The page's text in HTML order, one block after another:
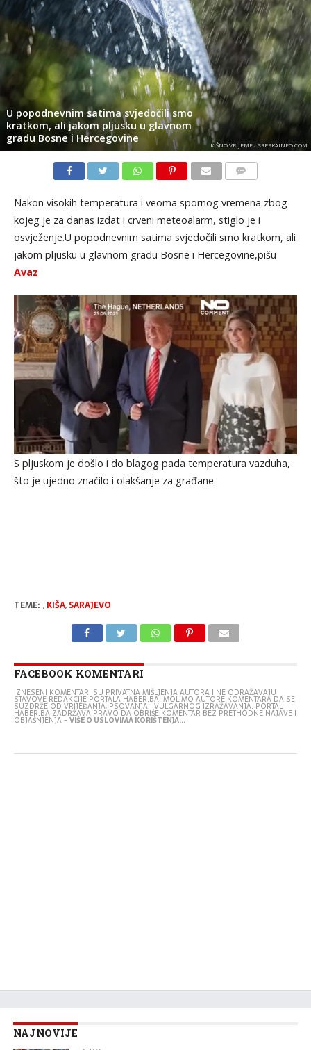
U popodnevnim satima svjedočili smo
kratkom, ali jakom pljusku u glavnom
gradu Bosne i Hercegovine
KIŠNO VRIJEME - SRPSKAINFO.COM
Nakon visokih temperatura i veoma spornog vremena zbog
kojeg je za danas izdat i crveni meteoalarm, stiglo je i
osvježenje.U popodnevnim satima svjedočili smo kratkom, ali
jakom pljusku u glavnom gradu Bosne i Hercegovine,pišu
Avaz
S pljuskom je došlo i do blagog pada temperatura vazduha,
što je ujedno značilo i olakšanje za građane.
TEME: , KIŠA, SARAJEVO
FACEBOOK KOMENTARI
IZNESENI KOMENTARI SU PRIVATNA MIŠLJENJA AUTORA I NE ODRAŽAVAJU
STAVOVE REDAKCIJE PORTALA HABER.BA. MOLIMO AUTORE KOMENTARA DA SE
SUZDRŽE OD VRIJEĐANJA, PSOVANJA I VULGARNOG IZRAŽAVANJA. PORTAL
HABER.BA ZADRŽAVA PRAVO DA OBRIŠE KOMENTAR BEZ PRETHODNE NAJAVE I
OBJAŠNJENJA -VIŠE O USLOVIMA KORIŠTENJA...
NAJNOVIJE